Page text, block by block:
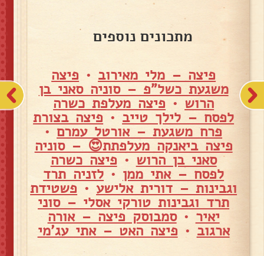
מתכונים נוספים
פיצה – מלי מאירוב • פיצה
משגעת כשל"פ – סוניה סאני בן
הרוש • פיצה מעלפת כשרה
לפסח – לילך טייב • פיצה בצורת
פרח משגעת – אורטל עמרם •
פיצה ביאנקה מעלפתת😍 – סוניה
סאני בן הרוש • פיצה כשרה
לפסח – אתי ממן • לזניה תרד
וגבינות – דורית אלישע• פשטידת
תרד וגבינות טורקי אסלי – סוני
יאיר •סמבוסק פיצה – אורה
ארגוב • פיצה האט – אתי עג'מי